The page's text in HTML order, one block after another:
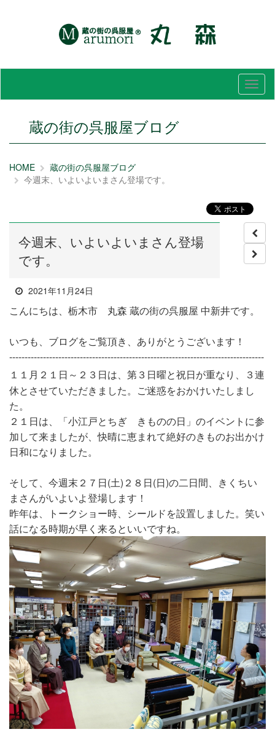
メ
ニ
蔵の街の呉服屋ブログ
HOME
蔵の街の呉服屋ブログ
今週末、いよいよいまさん登場です。
今週末、いよいよいまさん登場
です。
2021年11月24日
こんにちは、栃木市 丸森 蔵の街の呉服屋 中新井です。
いつも、ブログをご覧頂き、ありがとうございます！
-----------------------------------------------------------------------------------
１１月２１日～２３日は、第３日曜と祝日が重なり、３連
休とさせていただきました。ご迷惑をおかけいたしまし
た。
２１日は、「小江戸とちぎ きものの日」のイベントに参
加して来ましたが、快晴に恵まれて絶好のきものお出かけ
日和になりました。
そして、今週末２７日(土)２８日(日)の二日間、きくちい
まさんがいよいよ登場します！
昨年は、トークショー時、シールドを設置しました。笑い
話になる時期が早く来るといいですね。